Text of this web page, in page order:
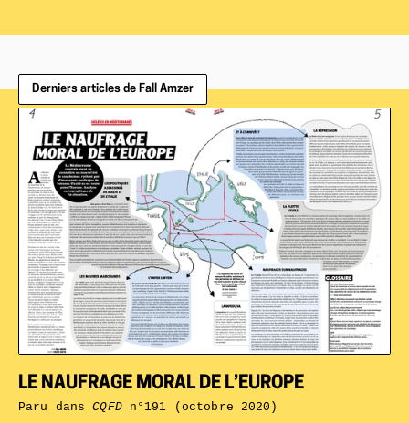
Derniers articles de Fall Amzer
LE NAUFRAGE MORAL DE L’EUROPE
Paru dansCQFDn°191 (octobre 2020)